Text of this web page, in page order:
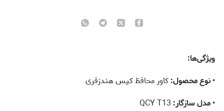
ویژگی‌ها:
•نوع محصول:کاور محافظ کیس هندزفری
•مدل سازگار: